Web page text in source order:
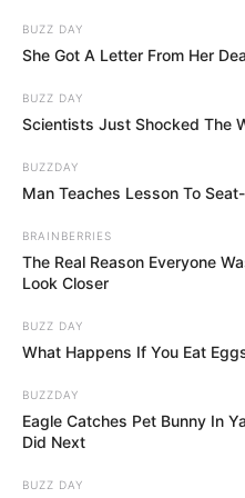
Sulyok Tamás ezért nem
támadásként kezeli a
arról van szó, hogy egy
megpróbálja saját
legfontosabb
felhatalmazás éppen az
maradványainak
Az államfő szerint az új
Sulyok Tamás a
BUZZ DAY
She Got A Letter From Her
BUZZ DAY
Scientists Just Shocked The
BUZZDAY
Man Teaches Lesson To
BRAINBERRIES
The Real Reason Everyone
Look Closer
BUZZ DAY
What Happens If You Eat
BUZZDAY
Eagle Catches Pet Bunny In
Did Next
BUZZ DAY